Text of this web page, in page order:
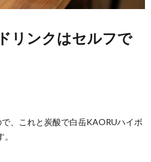
ドリンクはセルフで
、これと炭酸で白岳KAORUハイボ